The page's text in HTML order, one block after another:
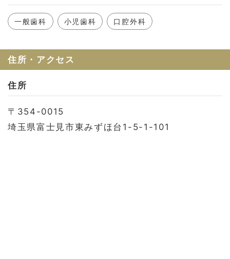
利用規約
一般歯科 小児歯科 口腔外科
住所・アクセス
住所
〒354-0015
埼玉県富士見市東みずほ台1-5-1-101